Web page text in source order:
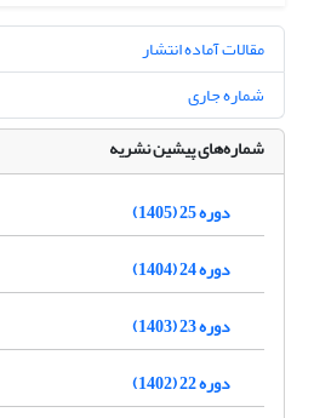
مقالات آماده انتشار
شماره جاری
شماره‌های پیشین نشریه
دوره 25 (1405)
دوره 24 (1404)
دوره 23 (1403)
دوره 22 (1402)